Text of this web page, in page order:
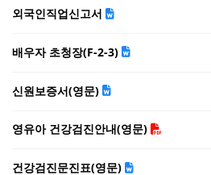
외국인직업신고서
배우자 초청장(F-2-3)
신원보증서(영문)
영유아 건강검진안내(영문)
건강검진문진표(영문)